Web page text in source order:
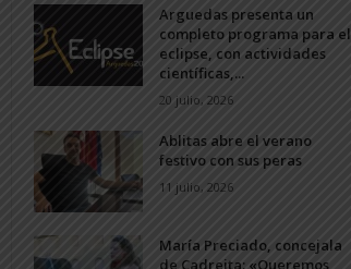
Arguedas presenta un
completo programa para el
eclipse, con actividades
científicas,...
20 julio, 2026
Ablitas abre el verano
festivo con sus peras
11 julio, 2026
María Preciado, concejala
de Cadreita: «Queremos